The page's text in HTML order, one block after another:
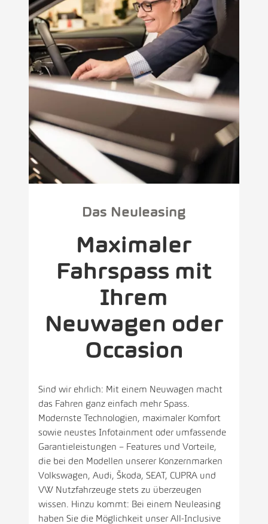
Das Neuleasing
Maximaler
Fahrspass mit
Ihrem
Neuwagen oder
Occasion
Sind wir ehrlich: Mit einem Neuwagen macht
das Fahren ganz einfach mehr Spass.
Modernste Technologien, maximaler Komfort
sowie neustes Infotainment oder umfassende
Garantieleistungen – Features und Vorteile,
die bei den Modellen unserer Konzernmarken
Volkswagen, Audi, Škoda, SEAT, CUPRA und
VW Nutzfahrzeuge stets zu überzeugen
wissen. Hinzu kommt: Bei einem Neuleasing
haben Sie die Möglichkeit unserAll-Inclusive